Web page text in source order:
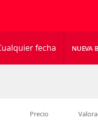
fecha NUEVA
Precio